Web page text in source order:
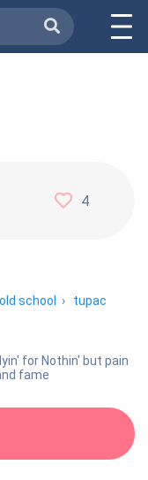
4
old school › tupac
for Nothin' but pain
fame